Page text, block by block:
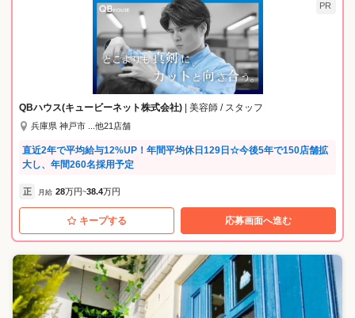
PR
QBハウス(キュービーネット株式会社) | 美容師 / スタッフ
兵庫県 神戸市 ...他21店舗
直近2年で平均給与12%UP！年間平均休日129日☆今後5年で150店舗拡
大し、年間260名採用予定
正 月給 28万円~38.4万円
キープする 応募画面へ進む